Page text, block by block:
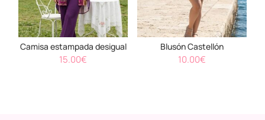
Camisa estampada desigual
15.00€
Blusón Castellón
10.00€